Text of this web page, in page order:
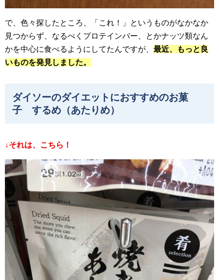
で、色々探したところ、「これ！」というものがなかなか
見つからず、なるべくプロテインバー、とかナッツ類なん
かを中心に食べるようにしてたんですが、 最近、もっと良
いものを発見しました。
ダイソーのダイエットにおすすめのお菓
子 するめ（あたりめ）
↓それは、こちら！